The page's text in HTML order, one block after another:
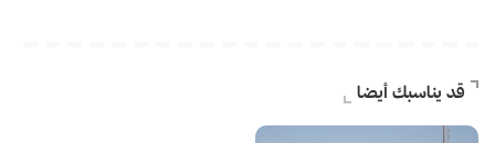
قد يناسبك أيضا